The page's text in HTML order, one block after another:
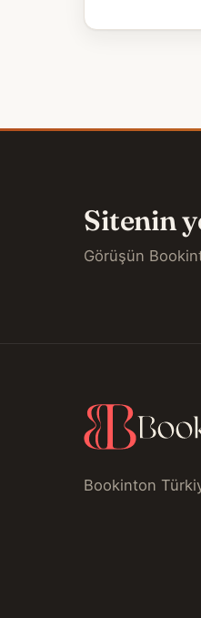
Sitenin
Görüşün
Bookinton